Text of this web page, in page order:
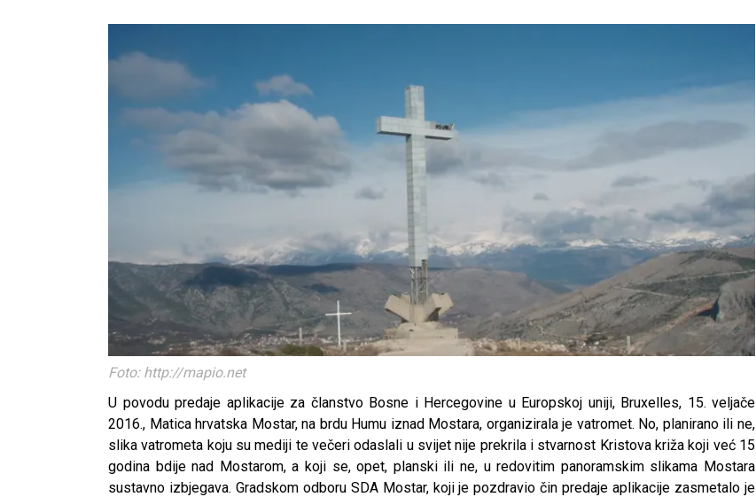
Foto: http://mapio.net
U povodu predaje aplikacije za članstvo Bosne i Hercegovine u Europskoj uniji, Bruxelles, 15. veljače
2016., Matica hrvatska Mostar, na brdu Humu iznad Mostara, organizirala je vatromet. No, planirano ili ne,
slika vatrometa koju su mediji te večeri odaslali u svijet nije prekrila i stvarnost Kristova križa koji već 15
godina bdije nad Mostarom, a koji se, opet, planski ili ne, u redovitim panoramskim slikama Mostara
sustavno izbjegava. Gradskom odboru SDA Mostar, koji je pozdravio čin predaje aplikacije zasmetalo je